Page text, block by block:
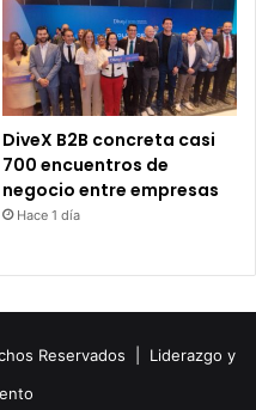
DiveX B2B concreta casi
700 encuentros de
negocio entre empresas
Hace 1 día
Reservados | Liderazgo y